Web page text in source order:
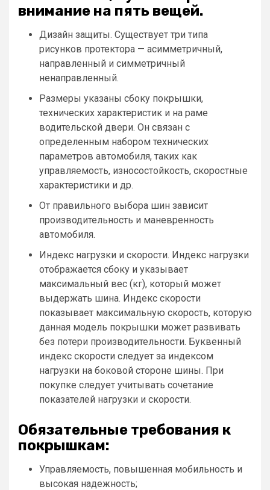
внимание на пять вещей.
Дизайн защиты. Существует три типа
рисунков протектора — асимметричный,
направленный и симметричный
ненаправленный.
Размеры указаны сбоку покрышки,
технических характеристик и на раме
водительской двери. Он связан с
определенным набором технических
параметров автомобиля, таких как
управляемость, износостойкость, скоростные
характеристики и др.
От правильного выбора шин зависит
производительность и маневренность
автомобиля.
Индекс нагрузки и скорости. Индекс нагрузки
отображается сбоку и указывает
максимальный вес (кг), который может
выдержать шина. Индекс скорости
показывает максимальную скорость, которую
данная модель покрышки может развивать
без потери производительности. Буквенный
индекс скорости следует за индексом
нагрузки на боковой стороне шины. При
покупке следует учитывать сочетание
показателей нагрузки и скорости.
Обязательные требования к
покрышкам:
Управляемость, повышенная мобильность и
высокая надежность;